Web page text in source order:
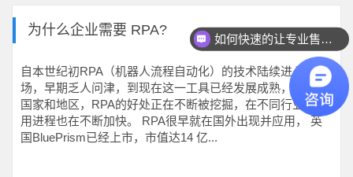
为什么企业需要 RPA?
自本世纪初RPA（机器人流程自动化）的技术陆续进入市
场，早期乏人问津，到现在这一工具已经发展成熟，在不同
国家和地区，RPA的好处正在不断被挖掘，在不同行业的应
用进程也在不断加快。 RPA很早就在国外出现并应用， 英
国BluePrism已经上市，市值达14 亿...
如何快速的让专业售前联系我？